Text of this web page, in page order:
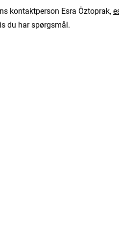
kontaktperson Esra Öztoprak,
du har spørgsmål.